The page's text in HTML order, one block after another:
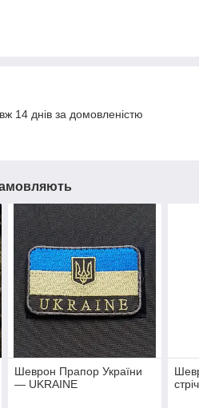
14 днів за домовленістю
Шеврон Прапор України
— UKRAINE